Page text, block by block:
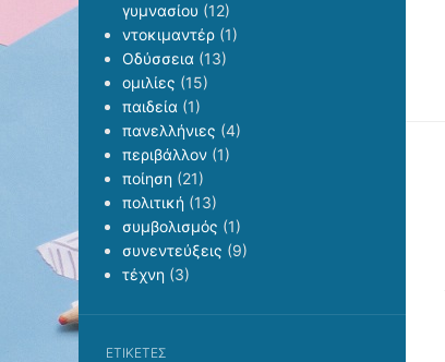
γυμνασίου (12)
ντοκιμαντέρ (1)
Οδύσσεια (13)
ομιλίες (15)
παιδεία (1)
πανελλήνιες (4)
περιβάλλον (1)
ποίηση (21)
πολιτική (13)
συμβολισμός (1)
συνεντεύξεις (9)
τέχνη (3)
ΕΤΙΚΈΤΕΣ